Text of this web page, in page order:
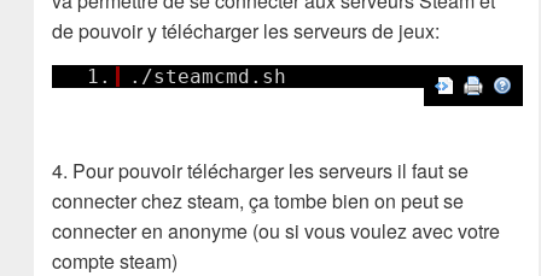
de pouvoir y télécharger les serveurs de jeux:
1. ./steamcmd.sh
4. Pour pouvoir télécharger les serveurs il faut se
connecter chez steam, ça tombe bien on peut se
connecter en anonyme (ou si vous voulez avec votre
compte steam)